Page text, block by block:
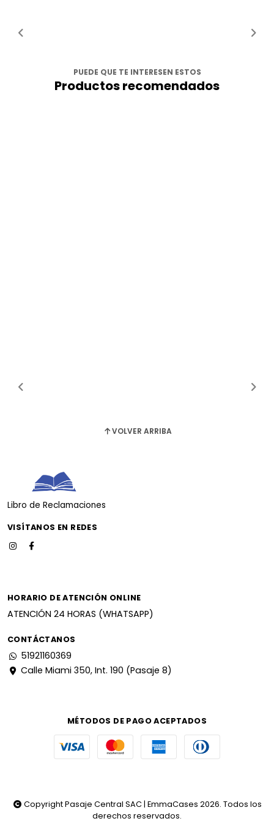
PUEDE QUE TE INTERESEN ESTOS
Productos recomendados
VOLVER ARRIBA
Libro de Reclamaciones
VISÍTANOS EN REDES
HORARIO DE ATENCIÓN ONLINE
ATENCIÓN 24 HORAS (WHATSAPP)
CONTÁCTANOS
51921160369
Calle Miami 350, Int. 190 (Pasaje 8)
MÉTODOS DE PAGO ACEPTADOS
Copyright Pasaje Central SAC | EmmaCases 2026. Todos los
derechos reservados.